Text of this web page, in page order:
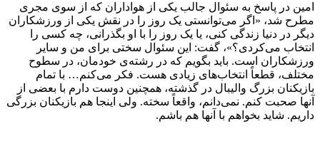
امین در پاسخ به سئوال جالب یکی از هواداران که از سوی مجری
مطرح شد، «اگر می‌توانستی یک روز را در نقش یکی از ورزشکاران
دیگر در دنیا زندگی کنی، یا یک روز را با او بگذرانی، چه کسی را
انتخاب می‌کردی؟»، گفت: این سئوال سختی برای من و سایر
ورزشکاران است. باید بگویم که در رشته‌ی خودمان، در سطوح
مختلف، قطعاً انتخاب‌های زیادی هست. فکر می‌کنم… با تمام
بازیکنان بزرگ والیبال در گذشته، همچنین دوست دارم با بعضی از
آنها صحبت کنم. نمی‌دانم، واقعاً سخته. ولی اینجا هم بازیکنان بزرگی
داریم. شاید بخواهم با آنها هم باشم.